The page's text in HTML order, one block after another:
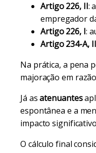
Artigo 226, II:
empregador
Artigo 226, I:
Artigo 234-A,
Na prática, a pena
majoração em
Já asatenuantes
espontânea e a
impacto
O cálculo final